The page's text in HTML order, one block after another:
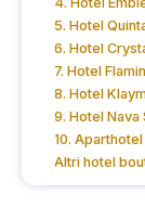
5. Hotel
6. Hotel
7. Hotel
8. Hotel
9. Hotel Nava
10.
Altri hotel